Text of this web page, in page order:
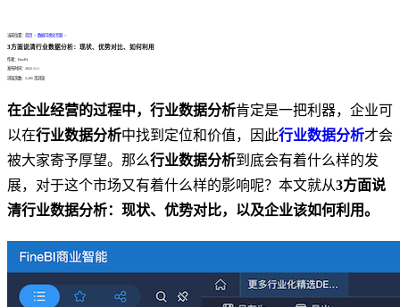
当前位置： 首页 > 数据可视化专题 >
3方面说清行业数据分析：现状、优势对比、如何利用
作者：FineBI
发布时间：2022.11.1
浏览次数：5,295 次浏览
在企业经营的过程中，行业数据分析肯定是一把利器，企业可
以在行业数据分析中找到定位和价值，因此行业数据分析才会
被大家寄予厚望。那么行业数据分析到底会有着什么样的发
展，对于这个市场又有着什么样的影响呢？本文就从3方面说
清行业数据分析：现状、优势对比，以及企业该如何利用。